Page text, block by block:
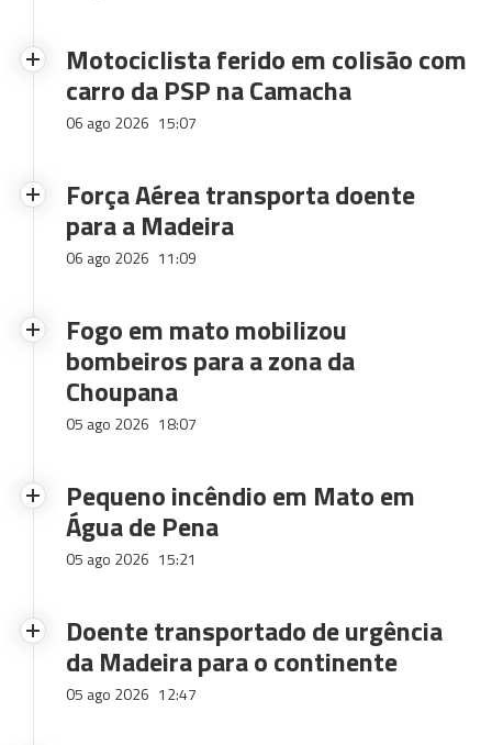
Motociclista ferido em colisão com
carro da PSP na Camacha
06 ago 2026 15:07
Força Aérea transporta doente
para a Madeira
06 ago 2026 11:09
Fogo em mato mobilizou
bombeiros para a zona da
Choupana
05 ago 2026 18:07
Pequeno incêndio em Mato em
Água de Pena
05 ago 2026 15:21
Doente transportado de urgência
da Madeira para o continente
05 ago 2026 12:47